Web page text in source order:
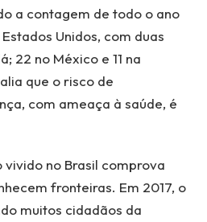
a contagem de todo o ano
Unidos, com duas
22 no México e 11 na
que o risco de
com ameaça à saúde, é
no Brasil comprova
fronteiras. Em 2017, o
muitos cidadãos da